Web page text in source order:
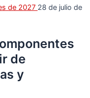
de 2027 28 de julio de
de
y